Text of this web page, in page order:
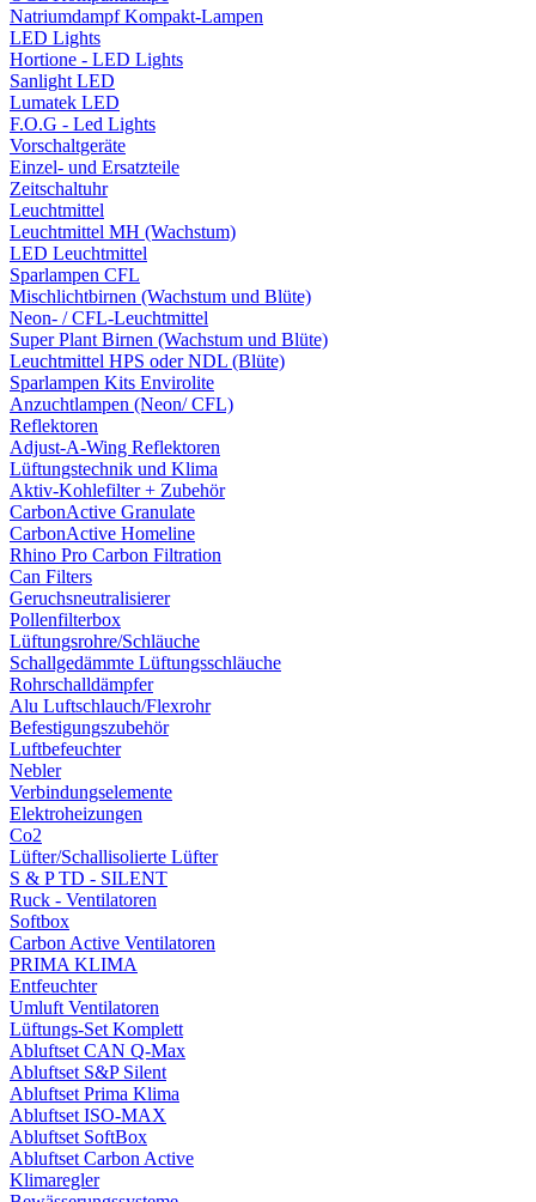
Natriumdampf Kompakt-Lampen
LED Lights
Hortione - LED Lights
Sanlight LED
Lumatek LED
F.O.G - Led Lights
Vorschaltgeräte
Einzel- und Ersatzteile
Zeitschaltuhr
Leuchtmittel
Leuchtmittel MH (Wachstum)
LED Leuchtmittel
Sparlampen CFL
Mischlichtbirnen (Wachstum und Blüte)
Neon- / CFL-Leuchtmittel
Super Plant Birnen (Wachstum und Blüte)
Leuchtmittel HPS oder NDL (Blüte)
Sparlampen Kits Envirolite
Anzuchtlampen (Neon/ CFL)
Reflektoren
Adjust-A-Wing Reflektoren
Lüftungstechnik und Klima
Aktiv-Kohlefilter + Zubehör
CarbonActive Granulate
CarbonActive Homeline
Rhino Pro Carbon Filtration
Can Filters
Geruchsneutralisierer
Pollenfilterbox
Lüftungsrohre/Schläuche
Schallgedämmte Lüftungsschläuche
Rohrschalldämpfer
Alu Luftschlauch/Flexrohr
Befestigungszubehör
Luftbefeuchter
Nebler
Verbindungselemente
Elektroheizungen
Co2
Lüfter/Schallisolierte Lüfter
S & P TD - SILENT
Ruck - Ventilatoren
Softbox
Carbon Active Ventilatoren
PRIMA KLIMA
Entfeuchter
Umluft Ventilatoren
Lüftungs-Set Komplett
Abluftset CAN Q-Max
Abluftset S&P Silent
Abluftset Prima Klima
Abluftset ISO-MAX
Abluftset SoftBox
Abluftset Carbon Active
Klimaregler